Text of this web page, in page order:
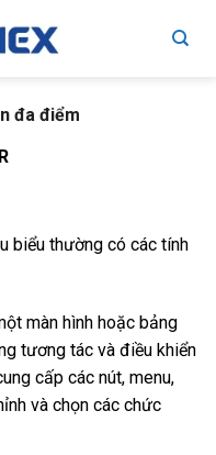
đa điểm
biểu thường có các tính
màn hình hoặc bảng
tương tác và điều khiển
cấp các nút, menu,
và chọn các chức